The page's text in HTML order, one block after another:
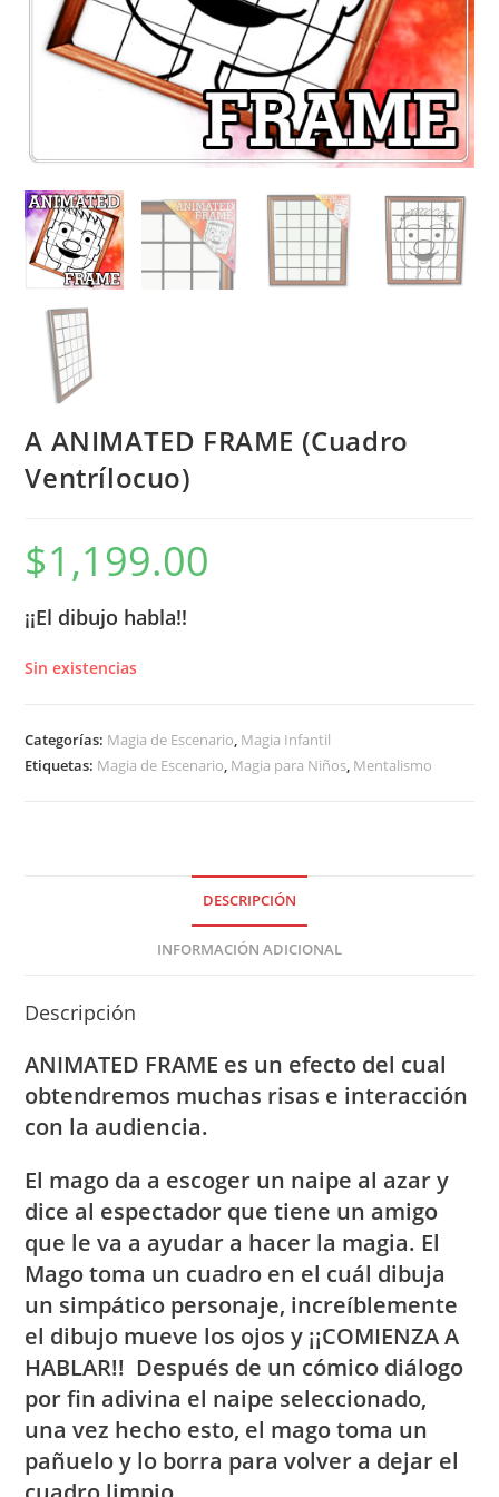
A ANIMATED FRAME (Cuadro
Ventrílocuo)
$1,199.00
¡¡El dibujo habla!!
Sin existencias
Categorías: Magia de Escenario Magia Infantil
Etiquetas: Magia de Escenario Magia para Niños Mentalismo
DESCRIPCIÓN
INFORMACIÓN ADICIONAL
Descripción
ANIMATED FRAME es un efecto del cual
obtendremos muchas risas e interacción
con la audiencia.
El mago da a escoger un naipe al azar y
dice al espectador que tiene un amigo
que le va a ayudar a hacer la magia. El
Mago toma un cuadro en el cuál dibuja
un simpático personaje, increíblemente
el dibujo mueve los ojos y ¡¡COMIENZA A
HABLAR!! Después de un cómico diálogo
por fin adivina el naipe seleccionado,
una vez hecho esto, el mago toma un
pañuelo y lo borra para volver a dejar el